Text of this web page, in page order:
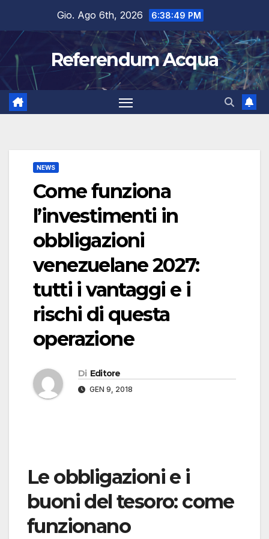
contenuto
Gio. Ago 6th, 2026 6:38:49 PM
Referendum Acqua
NEWS
Come funziona
l’investimenti in
obbligazioni
venezuelane 2027:
tutti i vantaggi e i
rischi di questa
operazione
Di Editore
GEN 9, 2018
Le obbligazioni e i
buoni del tesoro: come
funzionano